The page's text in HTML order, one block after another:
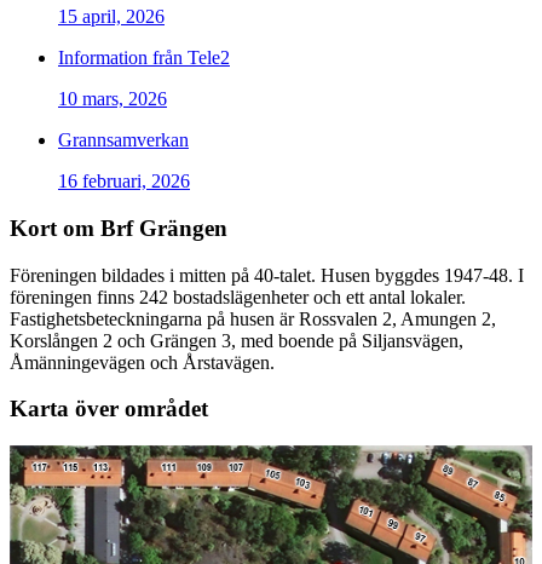
15 april, 2026
Information från Tele2
10 mars, 2026
Grannsamverkan
16 februari, 2026
Kort om Brf Grängen
Föreningen bildades i mitten på 40-talet. Husen byggdes 1947-48. I
föreningen finns 242 bostadslägenheter och ett antal lokaler.
Fastighetsbeteckningarna på husen är Rossvalen 2, Amungen 2,
Korslången 2 och Grängen 3, med boende på Siljansvägen,
Åmänningevägen och Årstavägen.
Karta över området